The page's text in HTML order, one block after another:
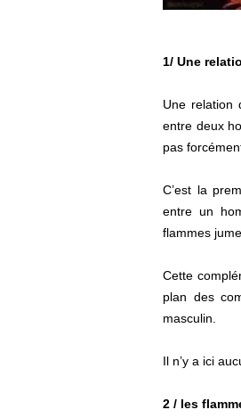
1/ Une
Une relation
entre deux
pas
C’est la
entre un
flammes
Cette
plan des
masculin.
Il n’y a ici
2 / les